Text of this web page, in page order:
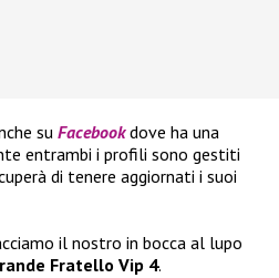
su Facebookdove ha una
entrambi i profili sono gestiti
di tenere aggiornati i suoi
il nostro in bocca al lupo
Fratello Vip 4.